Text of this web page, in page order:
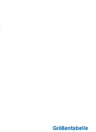
Größentabelle